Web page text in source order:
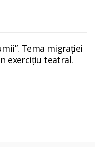
Tema migrației
exercițiu teatral.